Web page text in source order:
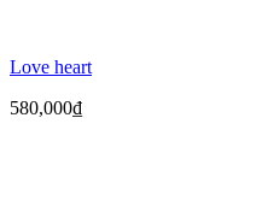
Love heart
580,000₫